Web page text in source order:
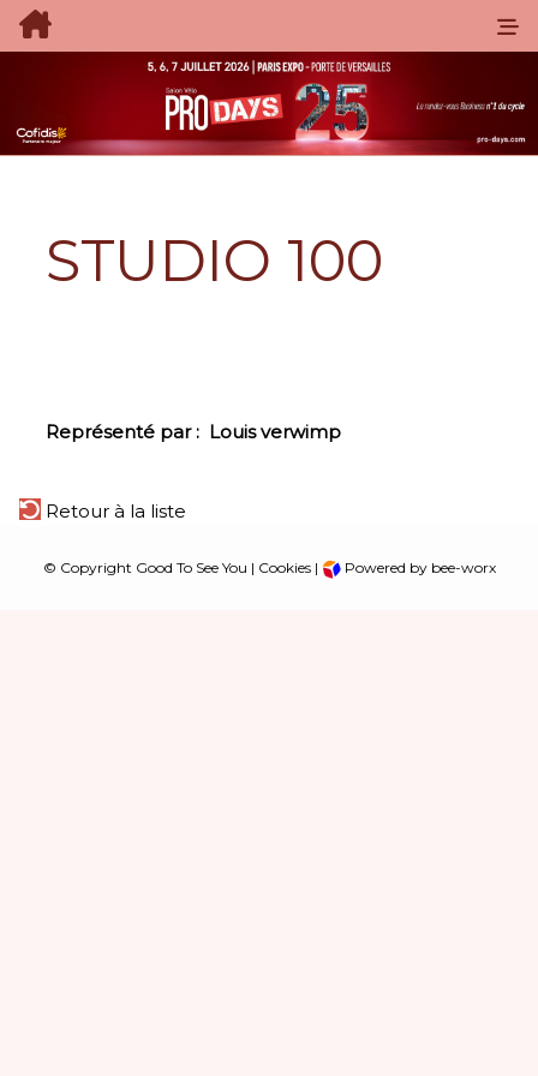
STUDIO 100
Représenté par : Louis verwimp
Retour à la liste
© Copyright Good To See You | Cookies| Powered by bee-worx